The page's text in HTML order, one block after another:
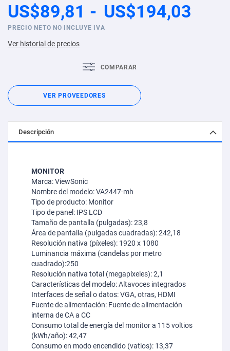
US$89,81 US$194,03
PRECIO NETO NO INCLUYE IVA
Ver historial de precios
COMPARAR
VER PROVEEDORES
Descripción
MONITOR
Marca: ViewSonic
Nombre del modelo: VA2447-mh
Tipo de producto: Monitor
Tipo de panel: IPS LCD
Tamaño de pantalla (pulgadas): 23,8
Área de pantalla (pulgadas cuadradas): 242,18
Resolución nativa (píxeles): 1920 x 1080
Luminancia máxima (candelas por metro
cuadrado):250
Resolución nativa total (megapíxeles): 2,1
Características del modelo: Altavoces integrados
Interfaces de señal o datos: VGA, otras, HDMI
Fuente de alimentación: Fuente de alimentación
interna de CA a CC
Consumo total de energía del monitor a 115 voltios
(kWh/año): 42,47
Consumo en modo encendido (vatios): 13,37